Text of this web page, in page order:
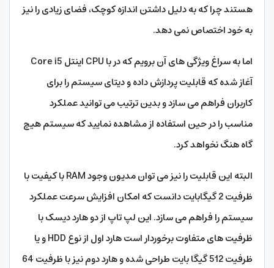
هستند چرا که به دلیل داشتن اندازه کوچک، فضای زیادی را نیز
به خود اختصاص نمی دهد.
اما به سراغ ویژگی های آن برویم که در با CPU اینتل Core i5
آغاز شده که قابلیت پردازش داده و دیتای سیستم را برای
کاربران فراهم می سازد و بدین ترتیب می توانید عملکرد
مناسب را در حین استفاده از مشاهده نمایید که سیستم هیچ
گاه هنگ نخواهد کرد.
البته این قابلیت را نیز می توان مدیون وجود RAM با کیفیت با
ظرفیت 2 گیگابایت دانست که امکان افزایش سرعت عملکرد
سیستم را فراهم می سازد. این لپ تاپ از دو هارد دیسک با
ظرفیت های متفاوت برخوردار است هارد اول از نوع HDD و یا
ظرفیت 512 گیگا بایت طراحی شده و هارد دوم نیز با ظرفیت 64